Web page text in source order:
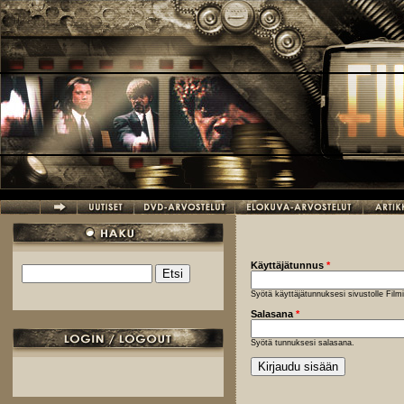
Hyppää pääsisältöön
Hakulomake
Käyttäjätunnus *
Syötä käyttäjätunnuksesi sivustolle
Salasana *
Syötä tunnuksesi salasana.